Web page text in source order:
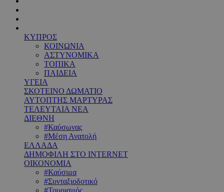
ΚΥΠΡΟΣ
ΚΟΙΝΩΝΙΑ
ΑΣΤΥΝΟΜΙΚΑ
ΤΟΠΙΚΑ
ΠΑΙΔΕΙΑ
ΥΓΕΙΑ
ΣΚΟΤΕΙΝΟ ΔΩΜΑΤΙΟ
ΑΥΤΟΠΤΗΣ ΜΑΡΤΥΡΑΣ
ΤΕΛΕΥΤΑΙΑ ΝΕΑ
ΔΙΕΘΝΗ
#Καύσωνας
#Μέση Ανατολή
ΕΛΛΑΔΑ
ΔΗΜΟΦΙΛΗ ΣΤΟ INTERNET
ΟΙΚΟΝΟΜΙΑ
#Καύσιμα
#Συνταξιοδοτικό